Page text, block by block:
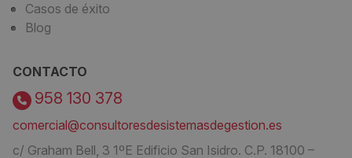
Casos de éxito
Blog
CONTACTO
958 130 378
comercial@consultoresdesistemasdegestion.es
c/ Graham Bell, 3 1ºE Edificio San Isidro. C.P. 18100 –